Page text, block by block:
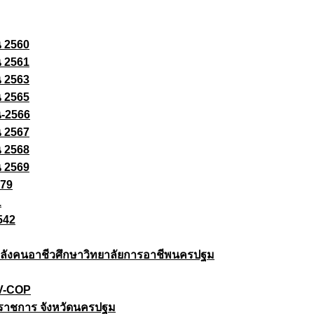
2560
2561
2563
2565
2566
2567
2568
2569
งคนอาชีวศึกษาวิทยาลัยการอาชีพนครปฐม
COP
าชการ จังหวัดนครปฐม